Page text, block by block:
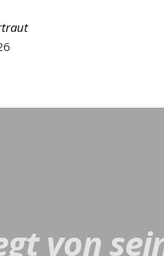
von